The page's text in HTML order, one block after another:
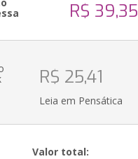
R$ 39,35
R$ 25,41
Leia em Pensática
Valor total: